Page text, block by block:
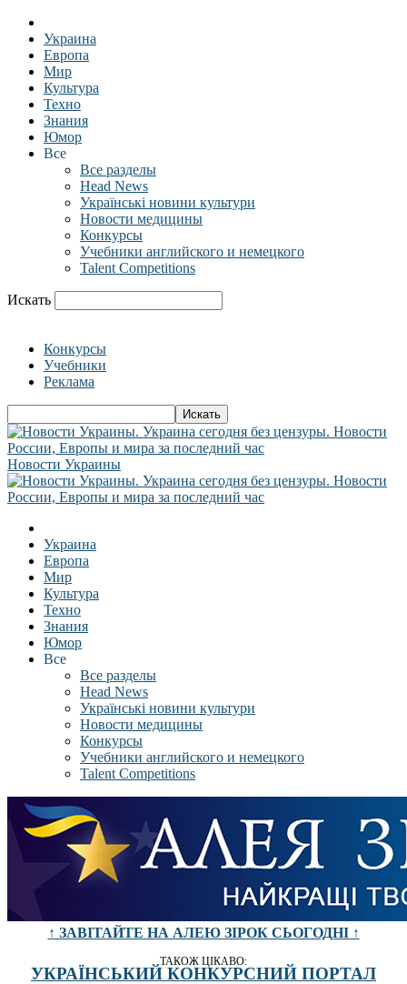
Украина
Европа
Мир
Культура
Техно
Знания
Юмор
Все
Все разделы
Head News
Українські новини культури
Новости медицины
Конкурсы
Учебники английского и немецкого
Talent Competitions
Искать
Конкурсы
Учебники
Реклама
Новости Украины
Украина
Европа
Мир
Культура
Техно
Знания
Юмор
Все
Все разделы
Head News
Українські новини культури
Новости медицины
Конкурсы
Учебники английского и немецкого
Talent Competitions
↑ ЗАВІТАЙТЕ НА АЛЕЮ ЗІРОК СЬОГОДНІ ↑
ТАКОЖ ЦІКАВО:
УКРАЇНСЬКИЙ КОНКУРСНИЙ ПОРТАЛ